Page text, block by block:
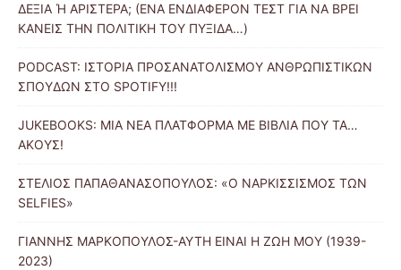
ΔΕΞΙΑ Ή ΑΡΙΣΤΕΡΑ; (ΕΝΑ ΕΝΔΙΑΦΕΡΟΝ ΤΕΣΤ ΓΙΑ ΝΑ ΒΡΕΙ
ΚΑΝΕΙΣ ΤΗΝ ΠΟΛΙΤΙΚΗ ΤΟΥ ΠΥΞΙΔΑ…)
PODCAST: ΙΣΤΟΡΙΑ ΠΡΟΣΑΝΑΤΟΛΙΣΜΟΥ ΑΝΘΡΩΠΙΣΤΙΚΩΝ
ΣΠΟΥΔΩΝ ΣΤΟ SPOTIFY!!!
JUKEBOOKS: ΜΙΑ ΝΕΑ ΠΛΑΤΦΟΡΜΑ ΜΕ ΒΙΒΛΙΑ ΠΟΥ ΤΑ…
ΑΚΟΥΣ!
ΣΤΕΛΙΟΣ ΠΑΠΑΘΑΝΑΣΟΠΟΥΛΟΣ: «Ο ΝΑΡΚΙΣΣΙΣΜΟΣ ΤΩΝ
SELFIES»
ΓΙΑΝΝΗΣ ΜΑΡΚΟΠΟΥΛΟΣ-ΑΥΤΗ ΕΙΝΑΙ Η ΖΩΗ ΜΟΥ (1939-
2023)